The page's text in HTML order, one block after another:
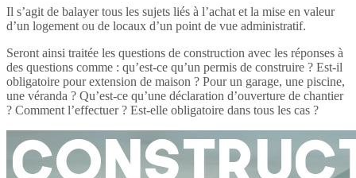
Il s’agit de balayer tous les sujets liés à l’achat et la mise en valeur
d’un logement ou de locaux d’un point de vue administratif.
Seront ainsi traitée les questions de construction avec les réponses à
des questions comme : qu’est-ce qu’un permis de construire ? Est-il
obligatoire pour extension de maison ? Pour un garage, une piscine,
une véranda ? Qu’est-ce qu’une déclaration d’ouverture de chantier
? Comment l’effectuer ? Est-elle obligatoire dans tous les cas ?